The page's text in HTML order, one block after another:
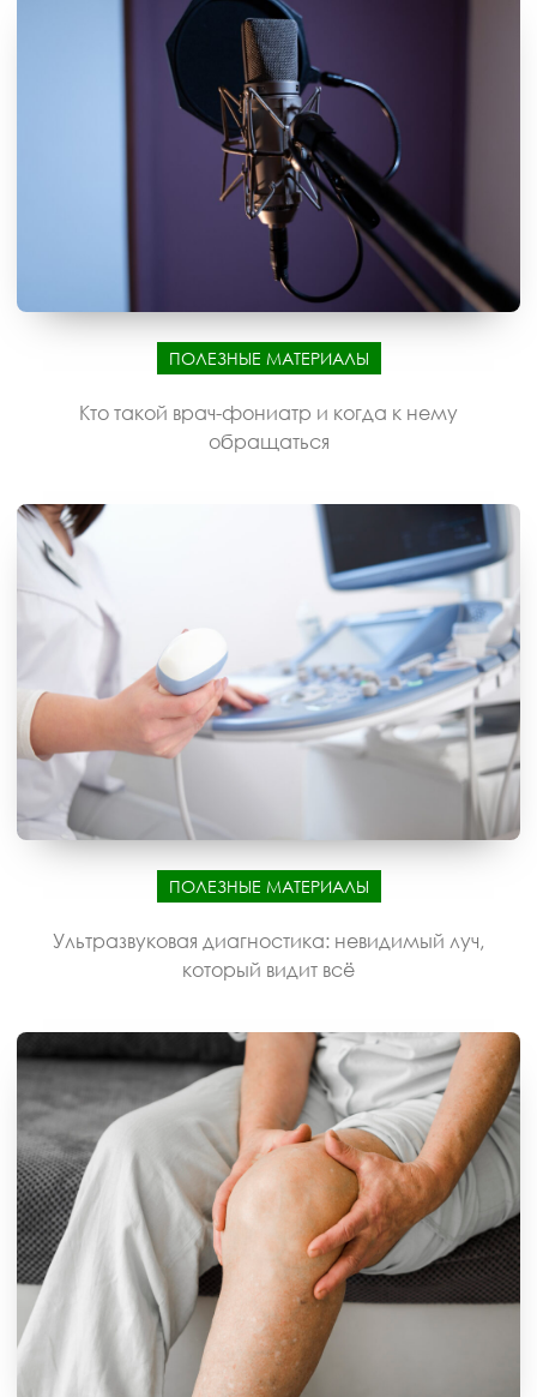
ПОЛЕЗНЫЕ МАТЕРИАЛЫ
Кто такой врач-фониатр и когда к нему
обращаться
ПОЛЕЗНЫЕ МАТЕРИАЛЫ
Ультразвуковая диагностика: невидимый луч,
который видит всё